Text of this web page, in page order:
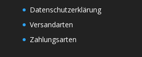
Datenschutzerklärung
Versandarten
Zahlungsarten